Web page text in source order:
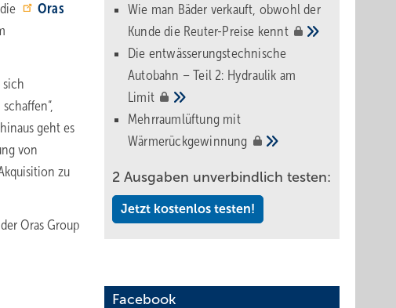
Oras
sich
geht es
von
zu
Oras Group
Wie man Bäder verkauft, obwohl der
Kunde die Reuter-Preise kennt
Die entwässerungstechnische
Autobahn – Teil 2: Hydraulik am
Limit
Mehrraumlüftung mit
Wärmerückgewinnung
2 Ausgaben unverbindlich testen:
Jetzt kostenlos testen!
Facebook